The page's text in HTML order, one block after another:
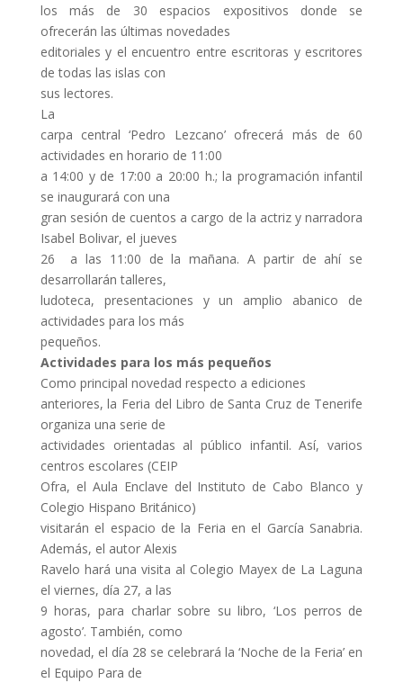
los más de 30 espacios expositivos donde se
ofrecerán las últimas novedades
editoriales y el encuentro entre escritoras y escritores
de todas las islas con
sus lectores.
La
carpa central ‘Pedro Lezcano’ ofrecerá más de 60
actividades en horario de 11:00
a 14:00 y de 17:00 a 20:00 h.; la programación infantil
se inaugurará con una
gran sesión de cuentos a cargo de la actriz y narradora
Isabel Bolivar, el jueves
26 a las 11:00 de la mañana. A partir de ahí se
desarrollarán talleres,
ludoteca, presentaciones y un amplio abanico de
actividades para los más
pequeños.
Actividades para los más pequeños
Como principal novedad respecto a ediciones
anteriores, la Feria del Libro de Santa Cruz de Tenerife
organiza una serie de
actividades orientadas al público infantil. Así, varios
centros escolares (CEIP
Ofra, el Aula Enclave del Instituto de Cabo Blanco y
Colegio Hispano Británico)
visitarán el espacio de la Feria en el García Sanabria.
Además, el autor Alexis
Ravelo hará una visita al Colegio Mayex de La Laguna
el viernes, día 27, a las
9 horas, para charlar sobre su libro, ‘Los perros de
agosto’. También, como
novedad, el día 28 se celebrará la ‘Noche de la Feria’ en
el Equipo Para de